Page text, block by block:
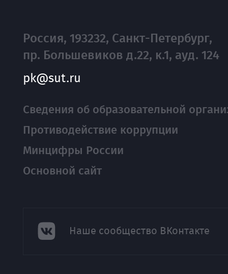
Россия, 193232, Санкт-Петербург,
пр. Большевиков д.22, к.1, ауд. 124
pk@sut.ru
Сведения об образовательной
Противодействие коррупции
Минцифры России
Основной сайт
Наше сообщество ВКонтакте